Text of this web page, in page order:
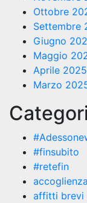
Ottobre
Settembre
Giugno
Maggio
Aprile 2025
Marzo
#finsubito
#retefin
accoglienza
affitti brevi